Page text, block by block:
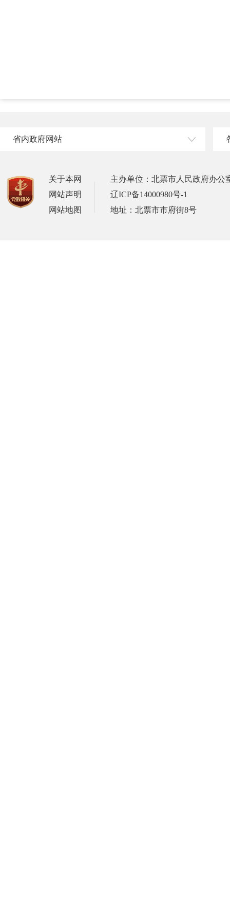
省内政府网站
关于本网
网站声明
网站地图
主办单位：北票市人民政府办公
辽ICP备14000980号-1
地址：北票市市府街8号